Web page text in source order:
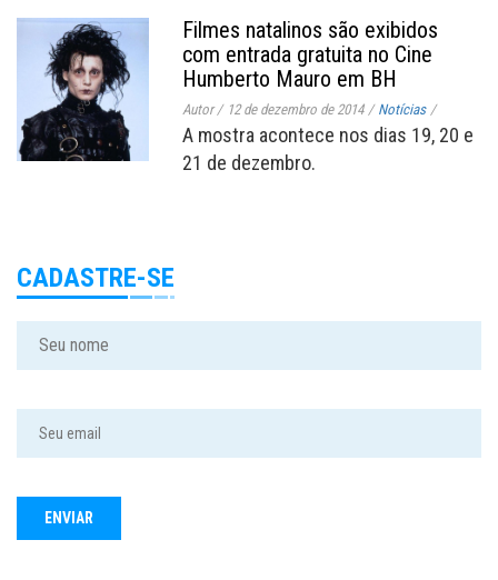
Filmes natalinos são exibidos
com entrada gratuita no Cine
Humberto Mauro em BH
Autor/ 12 de dezembro de 2014 / Notícias /
A mostra acontece nos dias 19, 20 e
21 de dezembro.
CADASTRE-SE